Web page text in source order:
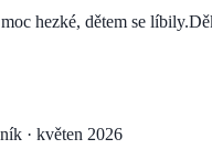
hezké, dětem se
· květen 2026